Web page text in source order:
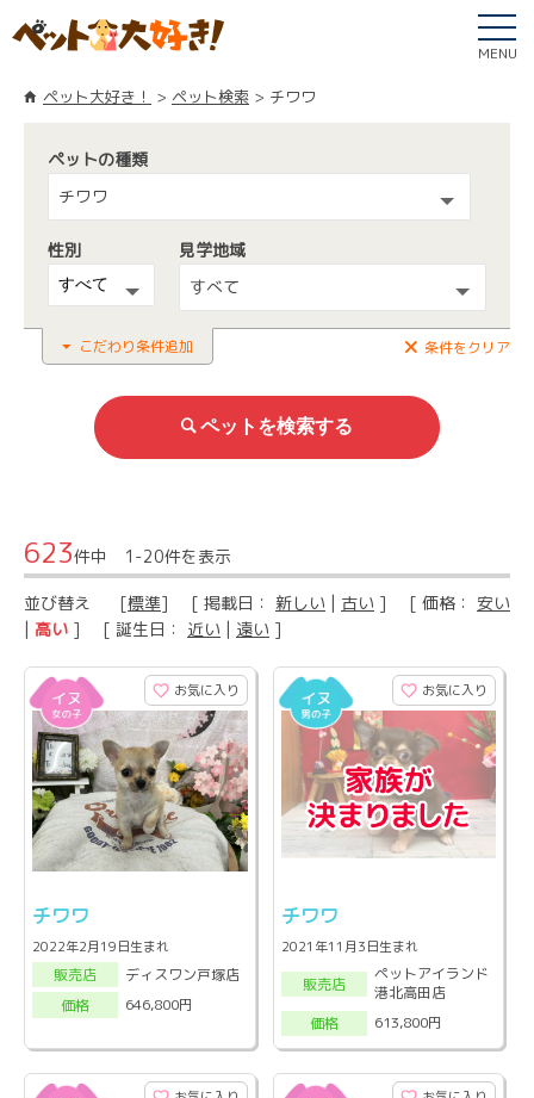
MENU
ペット大好き！ ペット検索 チワワ
ペットの種類
チワワ
性別
見学地域
すべて
こだわり条件追加 条件をクリア
623件中 1-20件を表示
並び替え [標準] [ 掲載日： 新しい | 古い ] [ 価格： 安い
| 高い ] [ 誕生日： 近い | 遠い ]
お気に入り
チワワ
2022年2月19日生まれ
販売店
ディスワン戸塚店
価格
646,800円
お気に入り
チワワ
2021年11月3日生まれ
販売店
ペットアイランド
港北高田店
価格
613,800円